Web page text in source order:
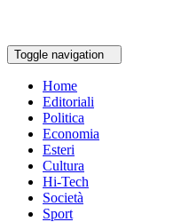
Toggle navigation
Home
Editoriali
Politica
Economia
Esteri
Cultura
Hi-Tech
Società
Sport